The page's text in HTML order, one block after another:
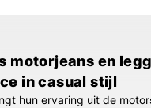
motorjeans en
in casual stijl
hun ervaring uit de